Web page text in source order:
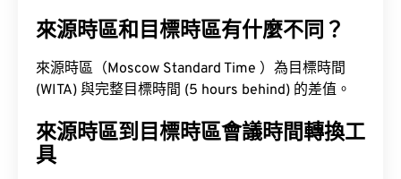
來源時區和目標時區有什麼不同？
來源時區（Moscow Standard Time ）為目標時間
(WITA) 與完整目標時間 (5 hours behind) 的差值。
來源時區到目標時區會議時間轉換工
具